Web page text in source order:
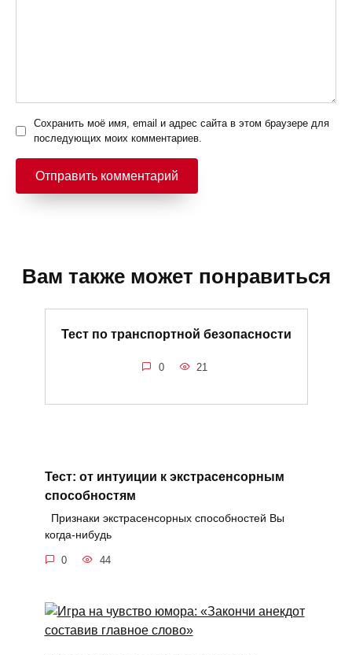
Сохранить моё имя, email и адрес сайта в этом браузере для
последующих моих комментариев.
Вам также может понравиться
Тест по транспортной безопасности
0 21
Тест: от интуиции к экстрасенсорным
способностям
Признаки экстрасенсорных способностей Вы
когда-нибудь
0 44